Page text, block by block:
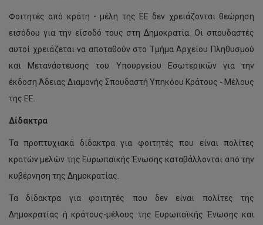
Φοιτητές από κράτη - μέλη της ΕΕ δεν χρειάζονται θεώρηση
εισόδου για την είσοδό τους στη Δημοκρατία. Οι σπουδαστές
αυτοί χρειάζεται να αποταθούν στο Τμήμα Αρχείου Πληθυσμού
και Μετανάστευσης του Υπουργείου Εσωτερικών για την
έκδοση Άδειας Διαμονής Σπουδαστή Υπηκόου Κράτους - Μέλους
της ΕΕ.
Δίδακτρα
Τα προπτυχιακά δίδακτρα για φοιτητές που είναι πολίτες
κρατών μελών της Ευρωπαϊκής Ένωσης καταβάλλονται από την
κυβέρνηση της Δημοκρατίας.
Τα δίδακτρα για φοιτητές που δεν είναι πολίτες της
Δημοκρατίας ή κράτους-μέλους της Ευρωπαϊκής Ένωσης και